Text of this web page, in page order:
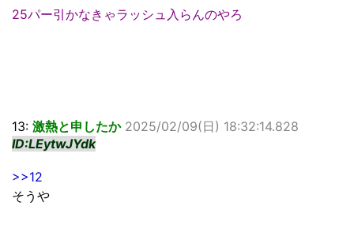
25パー引かなきゃラッシュ入らんのやろ
13: 激熱と申したか 2025/02/09(日) 18:32:14.828
ID:LEytwJYdk
>>12
そうや